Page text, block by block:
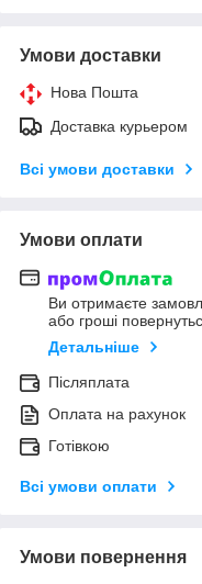
Умови доставки
Нова Пошта
Доставка курьером
Всі умови доставки
Умови оплати
Ви отримаєте
або гроші
Детальніше
Післяплата
Оплата на рахунок
Готівкою
Всі умови оплати
Умови повернення